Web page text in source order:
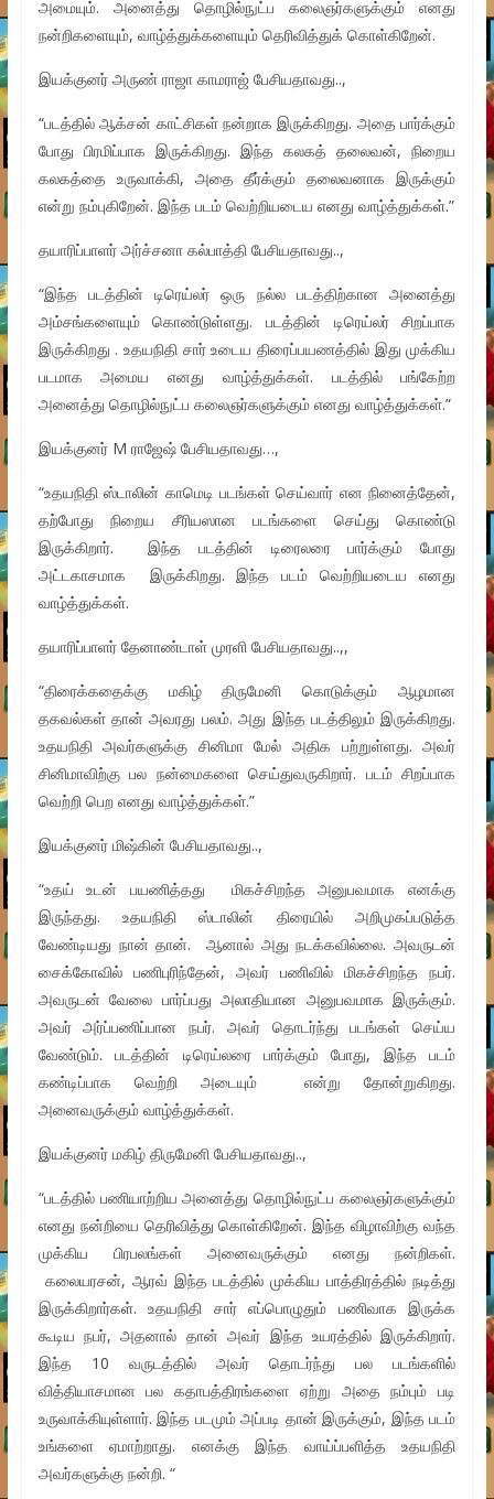
அமையும். அனைத்து தொழில்நுட்ப கலைஞர்களுக்கும் எனது
நன்றிகளையும், வாழ்த்துக்களையும் தெரிவித்துக் கொள்கிறேன்.
இயக்குனர் அருண் ராஜா காமராஜ் பேசியதாவது..,
“படத்தில் ஆக்சன் காட்சிகள் நன்றாக இருக்கிறது. அதை பார்க்கும்
போது பிரமிப்பாக இருக்கிறது. இந்த கலகத் தலைவன், நிறைய
கலகத்தை உருவாக்கி, அதை தீர்க்கும் தலைவனாக இருக்கும்
என்று நம்புகிறேன். இந்த படம் வெற்றியடைய எனது வாழ்த்துக்கள்.”
தயாரிப்பாளர் அர்ச்சனா கல்பாத்தி பேசியதாவது..,
“இந்த படத்தின் டிரெய்லர் ஒரு நல்ல படத்திற்கான அனைத்து
அம்சங்களையும் கொண்டுள்ளது. படத்தின் டிரெய்லர் சிறப்பாக
இருக்கிறது . உதயநிதி சார் உடைய திரைப்பயணத்தில் இது முக்கிய
படமாக அமைய எனது வாழ்த்துக்கள். படத்தில் பங்கேற்ற
அனைத்து தொழில்நுட்ப கலைஞர்களுக்கும் எனது வாழ்த்துக்கள்.”
இயக்குனர் M ராஜேஷ் பேசியதாவது…,
“உதயநிதி ஸ்டாலின் காமெடி படங்கள் செய்வார் என நினைத்தேன்,
தற்போது நிறைய சீரியஸான படங்களை செய்து கொண்டு
இருக்கிறார். இந்த படத்தின் டிரைலரை பார்க்கும் போது
அட்டகாசமாக இருக்கிறது. இந்த படம் வெற்றியடைய எனது
வாழ்த்துக்கள்.
தயாரிப்பாளர் தேனாண்டாள் முரளி பேசியதாவது..,,
“திரைக்கதைக்கு மகிழ் திருமேனி கொடுக்கும் ஆழமான
தகவல்கள் தான் அவரது பலம். அது இந்த படத்திலும் இருக்கிறது.
உதயநிதி அவர்களுக்கு சினிமா மேல் அதிக பற்றுள்ளது. அவர்
சினிமாவிற்கு பல நன்மைகளை செய்துவருகிறார். படம் சிறப்பாக
வெற்றி பெற எனது வாழ்த்துக்கள்.”
இயக்குனர் மிஷ்கின் பேசியதாவது..,
“உதய் உடன் பயணித்தது மிகச்சிறந்த அனுபவமாக எனக்கு
இருந்தது. உதயநிதி ஸ்டாலின் திரையில் அறிமுகப்படுத்த
வேண்டியது நான் தான். ஆனால் அது நடக்கவில்லை. அவருடன்
சைக்கோவில் பணிபுரிந்தேன், அவர் பணிவில் மிகச்சிறந்த நபர்.
அவருடன் வேலை பார்ப்பது அலாதியான அனுபவமாக இருக்கும்.
அவர் அர்ப்பணிப்பான நபர். அவர் தொடர்ந்து படங்கள் செய்ய
வேண்டும். படத்தின் டிரெய்லரை பார்க்கும் போது, இந்த படம்
கண்டிப்பாக வெற்றி அடையும் என்று தோன்றுகிறது.
அனைவருக்கும் வாழ்த்துக்கள்.
இயக்குனர் மகிழ் திருமேனி பேசியதாவது..,
“படத்தில் பணியாற்றிய அனைத்து தொழில்நுட்ப கலைஞர்களுக்கும்
எனது நன்றியை தெரிவித்து கொள்கிறேன். இந்த விழாவிற்கு வந்த
முக்கிய பிரபலங்கள் அனைவருக்கும் எனது நன்றிகள்.
கலையரசன், ஆரவ் இந்த படத்தில் முக்கிய பாத்திரத்தில் நடித்து
இருக்கிறார்கள். உதயநிதி சார் எப்பொழுதும் பணிவாக இருக்க
கூடிய நபர், அதனால் தான் அவர் இந்த உயரத்தில் இருக்கிறார்.
இந்த 10 வருடத்தில் அவர் தொடர்ந்து பல படங்களில்
வித்தியாசமான பல கதாபத்திரங்களை ஏற்று அதை நம்பும் படி
உருவாக்கியுள்ளார். இந்த படமும் அப்படி தான் இருக்கும், இந்த படம்
உங்களை ஏமாற்றாது. எனக்கு இந்த வாய்ப்பளித்த உதயநிதி
அவர்களுக்கு நன்றி. “